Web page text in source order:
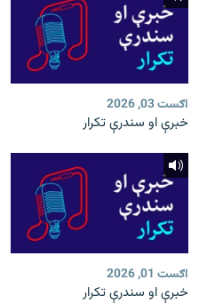
اګست 03, 2026
خبرې او سندرې تکرار
اګست 01, 2026
خبرې او سندرې تکرار